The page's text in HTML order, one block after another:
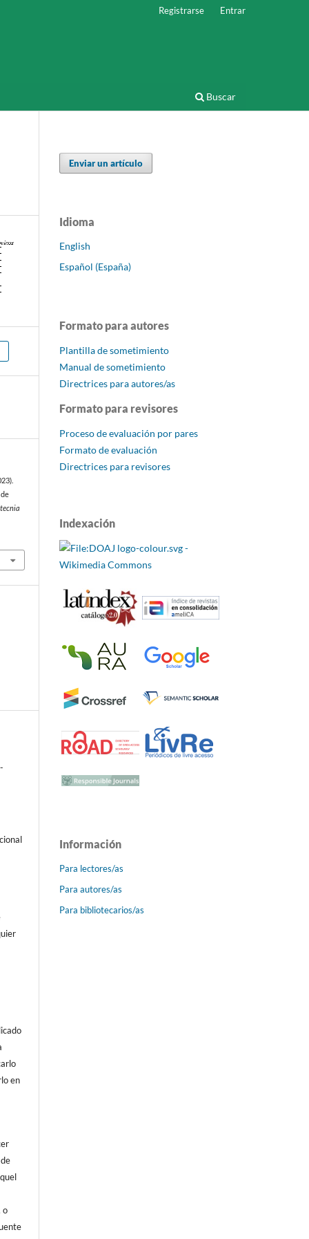
Buscar
Registrarse Entrar
en
o
Enviar un artículo
Idioma
English
Español (España)
Formato para autores
Plantilla de sometimiento
Manual de sometimiento
Directrices para autores/as
Formato para revisores
Proceso de evaluación por pares
Formato de evaluación
Directrices para revisores
Indexación
Información
Para lectores/as
Para autores/as
Para bibliotecarios/as